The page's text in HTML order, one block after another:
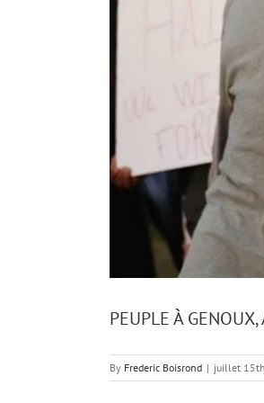
PEUPLE À
By Frederic Boisrond | juillet